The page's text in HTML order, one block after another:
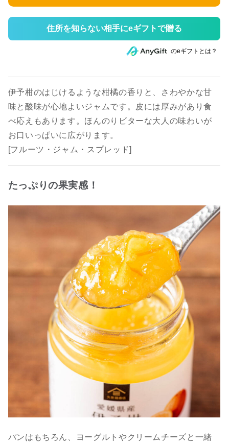
住所を知らない相手にeギフトで贈る
のeギフトとは？
伊予柑のはじけるような柑橘の香りと、さわやかな甘
味と酸味が心地よいジャムです。皮には厚みがあり食
べ応えもあります。ほんのりビターな大人の味わいが
お口いっぱいに広がります。
[フルーツ・ジャム・スプレッド]
たっぷりの果実感！
パンはもちろん、ヨーグルトやクリームチーズと一緒